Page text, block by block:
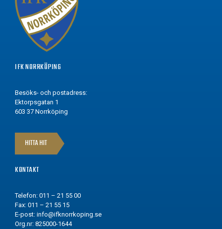
IFK NORRKÖPING
Besöks- och postadress:
Ektorpsgatan 1
603 37 Norrköping
HITTA HIT
KONTAKT
Telefon: 011 – 21 55 00
Fax: 011 – 21 55 15
E-post: info@ifknorrkoping.se
Org.nr: 825000-1644